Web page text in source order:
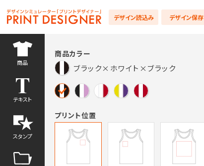
デザイン読込み デザイン保存
商品
テキスト
商品カラー
ブラック×ホワイト×ブラック
プリント位置